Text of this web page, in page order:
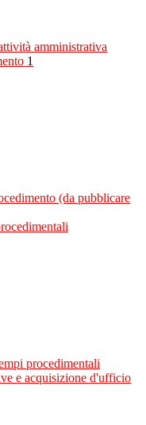
amministrativa
1
(da pubblicare
procedimentali
e acquisizione d'ufficio